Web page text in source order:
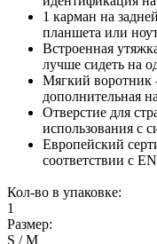
1 карман на
планшета или
Встроенная
лучше сидеть на
Мягкий воротник
дополнительная
Отверстие для
использования с
Европейский
соответствии с
Кол-во в упаковке:
1
Размер:
S / M